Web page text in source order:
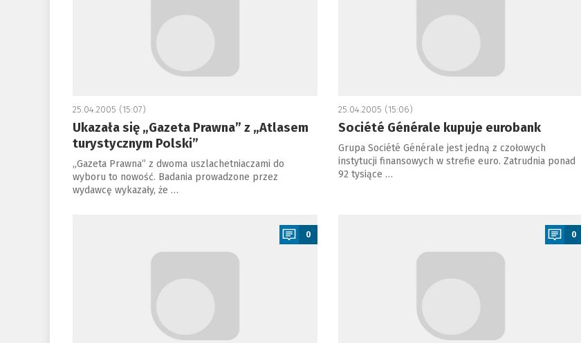
25.04.2005 (15:07)
Ukazała się „Gazeta Prawna” z „Atlasem
turystycznym Polski”
„Gazeta Prawna” z dwoma uszlachetniaczami do
wyboru to nowość. Badania prowadzone przez
wydawcę wykazały, że …
25.04.2005 (15:06)
Société Générale kupuje eurobank
Grupa Société Générale jest jedną z czołowych
instytucji finansowych w strefie euro. Zatrudnia ponad
92 tysiące …
0 0